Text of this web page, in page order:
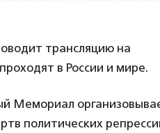
трансляцию на
в России и мире.
Мемориал
политических